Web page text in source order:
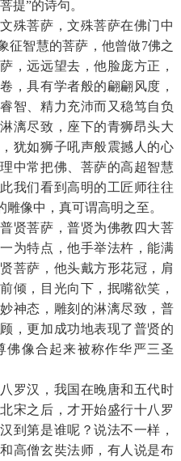
提”的诗句。
殊菩萨，文殊菩萨在佛门中
征智慧的菩萨，他曾做7佛之
，远远望去，他脸庞方正，
，具有学者般的翩翩风度，
智、精力充沛而又稳笃自负
漓尽致，座下的青狮昂头大
犹如狮子吼声般震撼人的心
中常把佛、菩萨的高超智慧
我们看到高明的工匠师往往
像中，真可谓高明之至。
贤菩萨，普贤为佛教四大菩
为特点，他手举法杵，能满
菩萨，他头戴方形花冠，肩
倾，目光向下，抿嘴欲笑，
神态，雕刻的淋漓尽致，普
，更加成功地表现了普贤的
佛像合起来被称作华严三圣
罗汉，我国在晚唐和五代时
宋之后，才开始盛行十八罗
到第是谁呢？说法不一样，
高僧玄奘法师，有人说是布